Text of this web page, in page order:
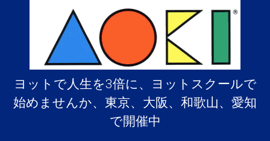
ヨットで人生を3倍に、ヨットスクールで
始めませんか、東京、大阪、和歌山、愛知
で開催中